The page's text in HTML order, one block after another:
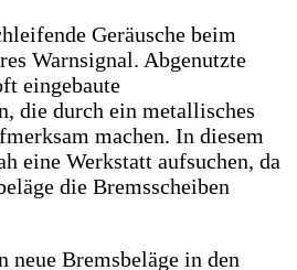
Geräusche beim
Warnsignal. Abgenutzte
eingebaute
die durch ein metallisches
machen. In diesem
eine Werkstatt aufsuchen, da
die Bremsscheiben
neue Bremsbeläge in den